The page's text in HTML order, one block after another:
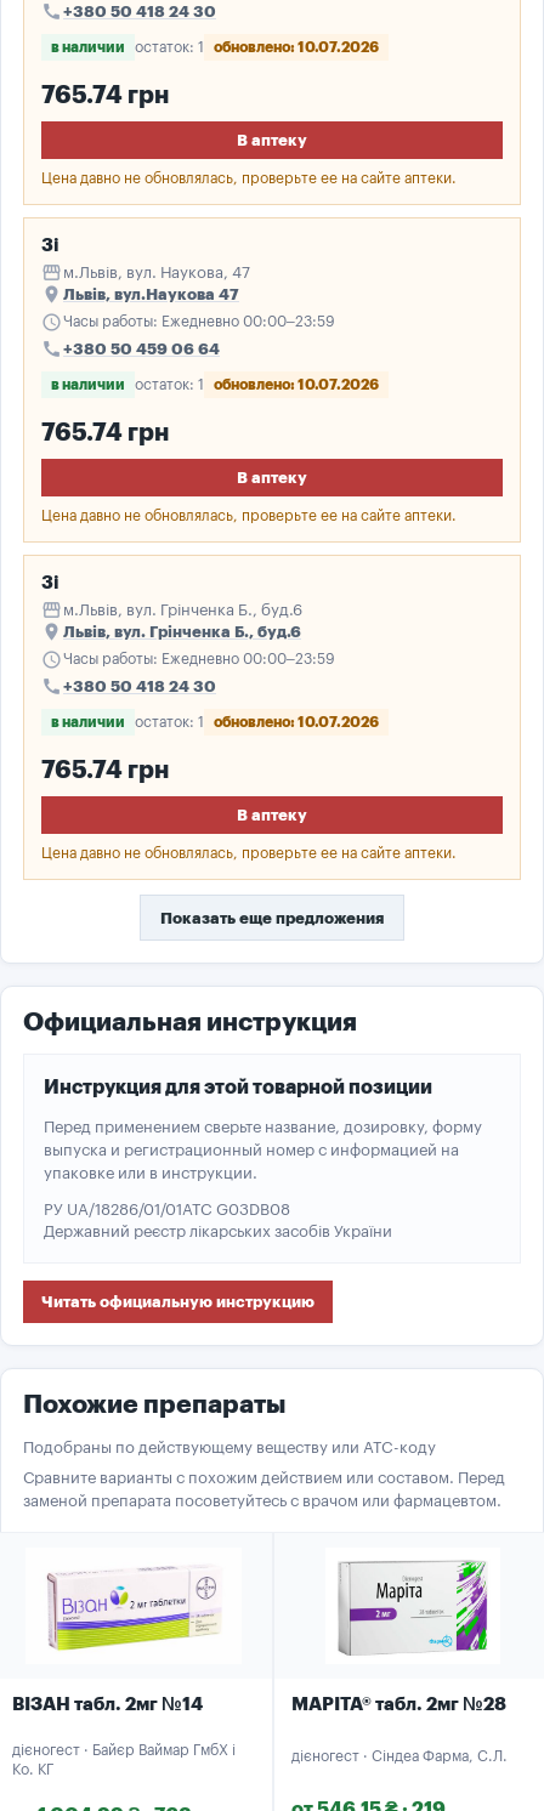
call +380 50 418 24 30
в наличии остаток: 1 обновлено: 10.07.2026
765.74 грн
В аптеку
Цена давно не обновлялась, проверьте ее на сайте аптеки.
3і
storefront м.Львів, вул. Наукова, 47
place Львів, вул.Наукова 47
scheduleЧасы работы: Ежедневно 00:00–23:59
call +380 50 459 06 64
в наличии остаток: 1 обновлено: 10.07.2026
765.74 грн
В аптеку
Цена давно не обновлялась, проверьте ее на сайте аптеки.
3і
storefront м.Львів, вул. Грінченка Б., буд.6
place Львів, вул. Грінченка Б., буд.6
scheduleЧасы работы: Ежедневно 00:00–23:59
call +380 50 418 24 30
в наличии остаток: 1 обновлено: 10.07.2026
765.74 грн
В аптеку
Цена давно не обновлялась, проверьте ее на сайте аптеки.
Показать еще предложения
Официальная инструкция
Инструкция для этой товарной позиции
Перед применением сверьте название, дозировку, форму
выпуска и регистрационный номер с информацией на
упаковке или в инструкции.
РУ UA/18286/01/01ATC G03DB08
Державний реєстр лікарських засобів України
Читать официальную инструкцию
Похожие препараты
Подобраны по действующему веществу или ATC-коду
Сравните варианты с похожим действием или составом. Перед
заменой препарата посоветуйтесь с врачом или фармацевтом.
ВІЗАН табл. 2мг №14
дієногест · Байєр Ваймар ГмбХ і
Ко. КГ
МАРІТА® табл. 2мг №28
дієногест · Сіндеа Фарма, С.Л.